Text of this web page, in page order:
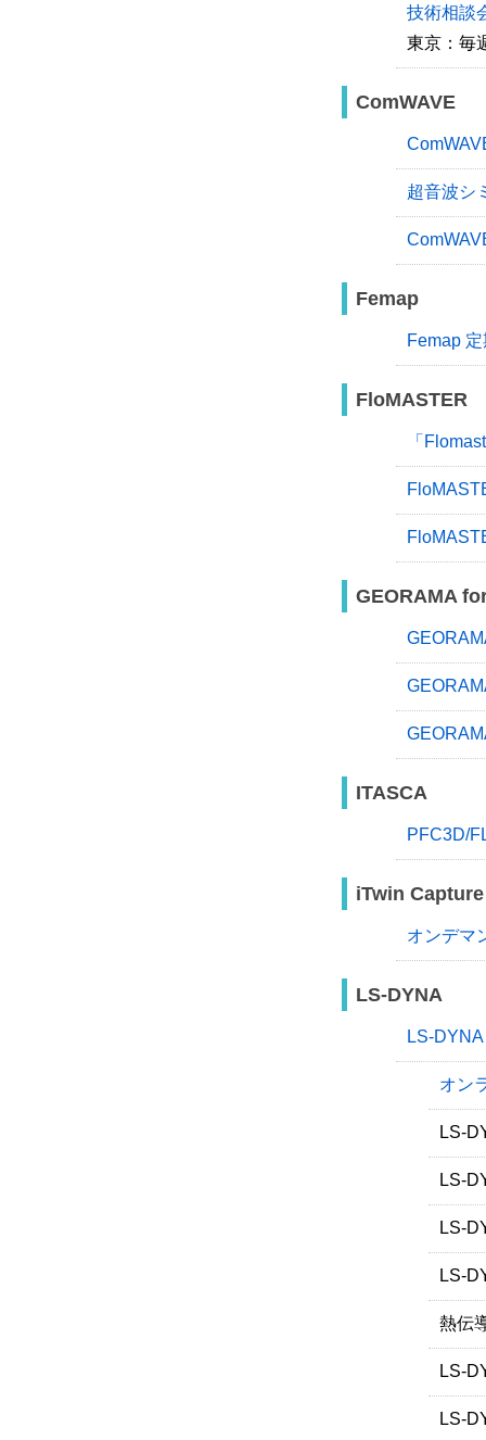
技術相談
東京：毎
ComWAVE
超音波シ
Femap
Femap
FloMASTER
「
GEORAMA
ITASCA
PFC3D/
iTwin
オンデマ
LS-DYNA
LS-
オン
LS-
LS-
LS-
LS-
熱伝
LS-
LS-